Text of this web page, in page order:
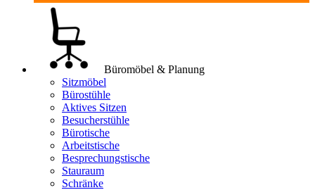
Büromöbel & Planung
Sitzmöbel
Bürostühle
Aktives Sitzen
Besucherstühle
Bürotische
Arbeitstische
Besprechungstische
Stauraum
Schränke